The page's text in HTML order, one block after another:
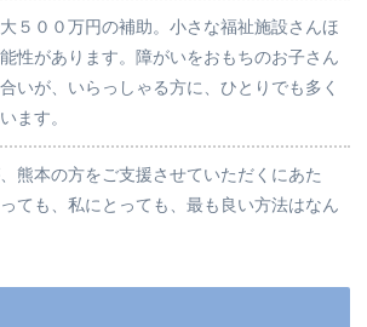
５００万円の補助。小さな福祉施設さんほ
性があります。障がいをおもちのお子さん
いが、いらっしゃる方に、ひとりでも多く
ます。
熊本の方をご支援させていただくにあた
ても、私にとっても、最も良い方法はなん